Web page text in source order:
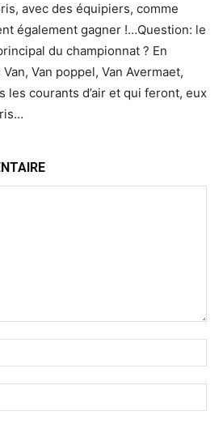
avec des équipiers, comme
également gagner !…Question: le
du championnat ? En
Van poppel, Van Avermaet,
les courants d’air et qui feront, eux